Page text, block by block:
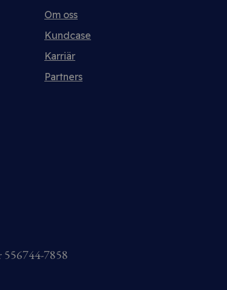
Om oss
Kundcase
Karriär
Partners
7858